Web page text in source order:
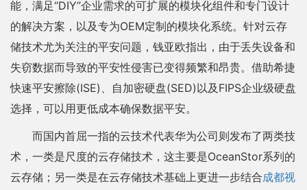
能，满足“DIY”企业需求的可扩展的模块化组件和专门设计
的解决方案，以及专为OEM定制的模块化系统。针对云存
储技术尤为关注的平安问题，钱亚欧指出，由于丢失设备和
失窃数据而导致的平安性侵害已变得频繁和昂贵。借助希捷
快速平安擦除(ISE)、自加密硬盘(SED)以及FIPS企业级硬盘
选择，可以用更低成本确保数据平安。
而国内首屈一指的云技术代表华为公司则发布了两类技
术，一类是尺度的云存储技术，这主要是OceanStor系列的
云存储；另一类是在云存储技术基础上更进一步结合成都视